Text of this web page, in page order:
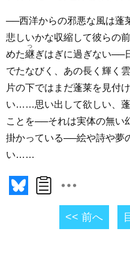
──西洋からの邪悪な風は蓬
悲しいかな収縮して彼らの
めた継
つ
ぎはぎに過ぎない──
でたなびく、あの長く輝く
片の下ではまだ蓬莱を見付
い……思い出して欲しい、
ことを──それは実体の無い
掛かっている──絵や詩や夢
い……
<< 前へ